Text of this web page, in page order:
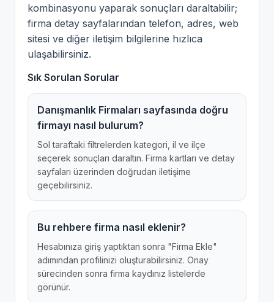
kombinasyonu yaparak sonuçları daraltabilir;
firma detay sayfalarından telefon, adres, web
sitesi ve diğer iletişim bilgilerine hızlıca
ulaşabilirsiniz.
Sık Sorulan Sorular
Danışmanlık Firmaları sayfasında doğru
firmayı nasıl bulurum?
Sol taraftaki filtrelerden kategori, il ve ilçe
seçerek sonuçları daraltın. Firma kartları ve detay
sayfaları üzerinden doğrudan iletişime
geçebilirsiniz.
Bu rehbere firma nasıl eklenir?
Hesabınıza giriş yaptıktan sonra "Firma Ekle"
adımından profilinizi oluşturabilirsiniz. Onay
sürecinden sonra firma kaydınız listelerde
görünür.